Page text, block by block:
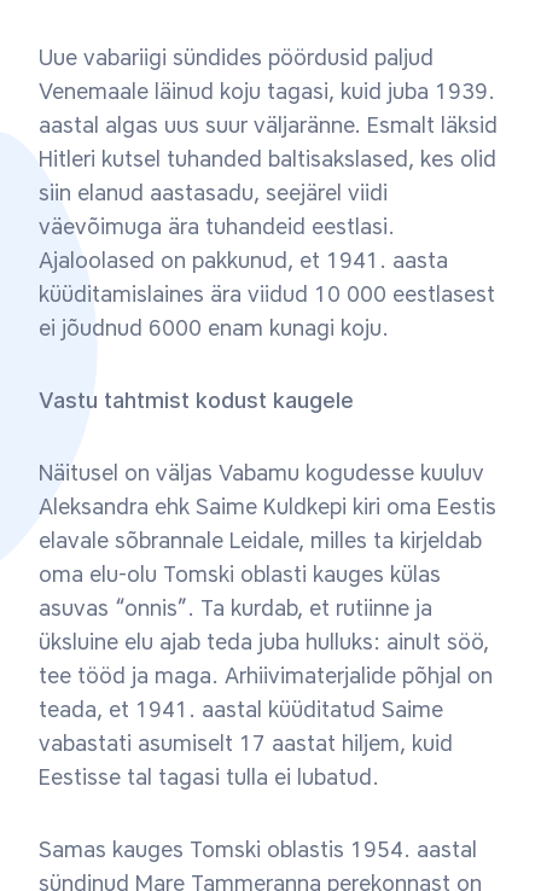
Uue vabariigi sündides pöördusid paljud
Venemaale läinud koju tagasi, kuid juba 1939.
aastal algas uus suur väljaränne. Esmalt läksid
Hitleri kutsel tuhanded baltisakslased, kes olid
siin elanud aastasadu, seejärel viidi
väevõimuga ära tuhandeid eestlasi.
Ajaloolased on pakkunud, et 1941. aasta
küüditamislaines ära viidud 10 000 eestlasest
ei jõudnud 6000 enam kunagi koju.
Vastu tahtmist kodust kaugele
Näitusel on väljas Vabamu kogudesse kuuluv
Aleksandra ehk Saime Kuldkepi kiri oma Eestis
elavale sõbrannale Leidale, milles ta kirjeldab
oma elu-olu Tomski oblasti kauges külas
asuvas “onnis”. Ta kurdab, et rutiinne ja
üksluine elu ajab teda juba hulluks: ainult söö,
tee tööd ja maga. Arhiivimaterjalide põhjal on
teada, et 1941. aastal küüditatud Saime
vabastati asumiselt 17 aastat hiljem, kuid
Eestisse tal tagasi tulla ei lubatud.
Samas kauges Tomski oblastis 1954. aastal
sündinud Mare Tammeranna perekonnast on